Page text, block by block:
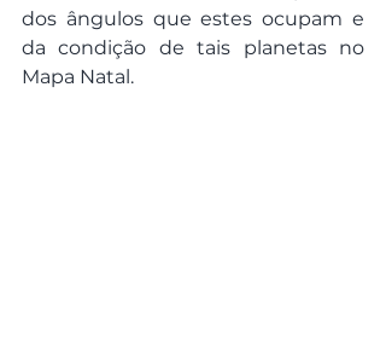
dos ângulos que estes ocupam e
da condição de tais planetas no
Mapa Natal.